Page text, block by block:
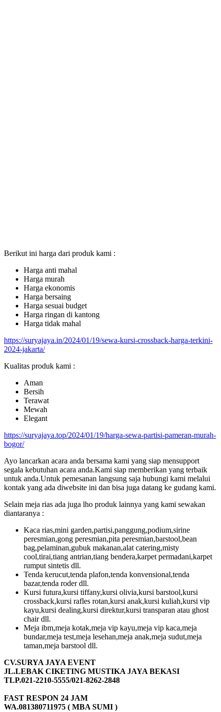
Berikut ini harga dari produk kami :
Harga anti mahal
Harga murah
Harga ekonomis
Harga bersaing
Harga sesuai budget
Harga ringan di kantong
Harga tidak mahal
https://suryajaya.in/2024/01/19/sewa-kursi-crossback-harga-terkini-
2024-jakarta/
Kualitas produk kami :
Aman
Bersih
Terawat
Mewah
Elegant
https://suryajaya.top/2024/01/19/harga-sewa-partisi-pameran-murah-
bogor/
Ayo lancarkan acara anda bersama kami yang siap mensupport
segala kebutuhan acara anda.Kami siap memberikan yang terbaik
untuk anda.Untuk pemesanan langsung saja hubungi kami melalui
kontak yang ada diwebsite ini dan bisa juga datang ke gudang kami.
Selain meja rias ada juga lho produk lainnya yang kami sewakan
diantaranya :
Kaca rias,mini garden,partisi,panggung,podium,sirine
peresmian,gong peresmian,pita peresmian,barstool,bean
bag,pelaminan,gubuk makanan,alat catering,misty
cool,tirai,tiang antrian,tiang bendera,karpet permadani,karpet
rumput sintetis dll.
Tenda kerucut,tenda plafon,tenda konvensional,tenda
bazar,tenda roder dll.
Kursi futura,kursi tiffany,kursi olivia,kursi barstool,kursi
crossback,kursi rafles rotan,kursi anak,kursi kuliah,kursi vip
kayu,kursi dealing,kursi direktur,kursi transparan atau ghost
chair dll.
Meja ibm,meja kotak,meja vip kayu,meja vip kaca,meja
bundar,meja test,meja lesehan,meja anak,meja sudut,meja
taman,meja barstool dll.
CV.SURYA JAYA EVENT
JL.LEBAK CIKETING MUSTIKA JAYA BEKASI
TLP.021-2210-5555/021-8262-2848
FAST RESPON 24 JAM
WA.081380711975 ( MBA SUMI )